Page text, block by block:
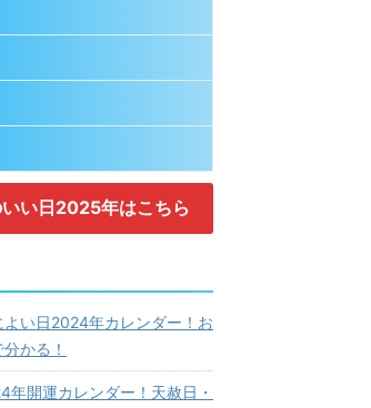
い日2025年はこちら
よい日2024年カレンダー！お
かる！
年開運カレンダー！天赦日・